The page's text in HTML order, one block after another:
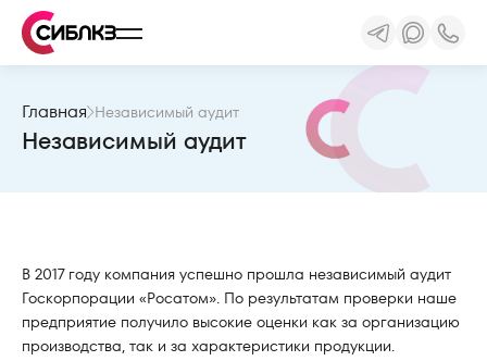
Главная Независимый аудит
Независимый аудит
В 2017 году компания успешно прошла независимый аудит
Госкорпорации «Росатом». По результатам проверки наше
предприятие получило высокие оценки как за организацию
производства, так и за характеристики продукции.